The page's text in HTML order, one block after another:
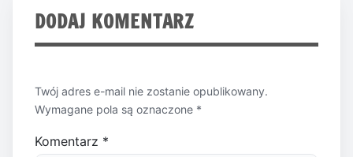
DODAJ KOMENTARZ
Twój adres e-mail nie zostanie opublikowany.
Wymagane pola są oznaczone *
Komentarz *